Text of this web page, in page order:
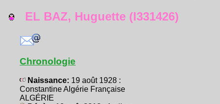
EL BAZ, Huguette (I331426)
Chronologie
Naissance: 19 août 1928 :
Constantine Algérie Française
ALGÉRIE